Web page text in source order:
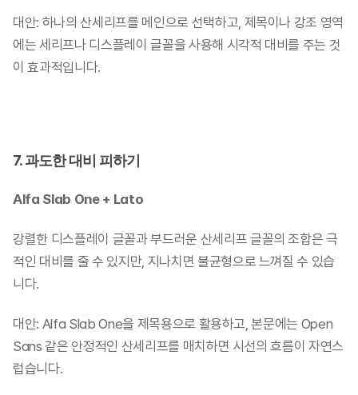
대안: 하나의 산세리프를 메인으로 선택하고, 제목이나 강조 영역
에는 세리프나 디스플레이 글꼴을 사용해 시각적 대비를 주는 것
이 효과적입니다.
7. 과도한 대비 피하기
Alfa Slab One + Lato
강렬한 디스플레이 글꼴과 부드러운 산세리프 글꼴의 조합은 극
적인 대비를 줄 수 있지만, 지나치면 불균형으로 느껴질 수 있습
니다.
대안: Alfa Slab One을 제목용으로 활용하고, 본문에는 Open
Sans 같은 안정적인 산세리프를 매치하면 시선의 흐름이 자연스
럽습니다.